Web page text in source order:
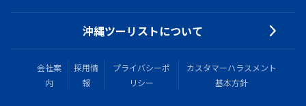
沖縄ツーリストについて
会社案
内
採用情
報
プライバシーポ
リシー
カスタマーハラスメント
基本方針